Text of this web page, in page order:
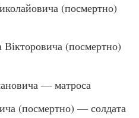
(посмертно)
(посмертно)
— матроса
(посмертно) — солдата